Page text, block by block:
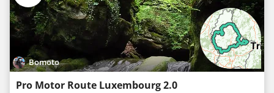
Bomoto
Pro Motor Route Luxembourg 2.0